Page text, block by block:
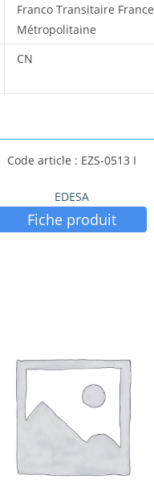
Franco Transitaire France
Métropolitaine
CN
Code article : EZS-0513 I
EDESA
Fiche produit